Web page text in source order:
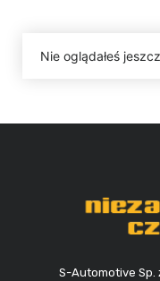
Nie oglądałeś
S-Automotive Sp.